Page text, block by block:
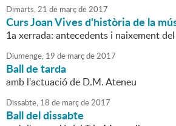
Dimarts,21 de marçde2017
Curs Joan Vives d'història de la
1a xerrada: antecedents i naixement
Diumenge, 19 de marçde2017
Ball de tarda
amb l'actuació de D.M. Ateneu
Dissabte, 18 de marçde2017
Ball del dissabte